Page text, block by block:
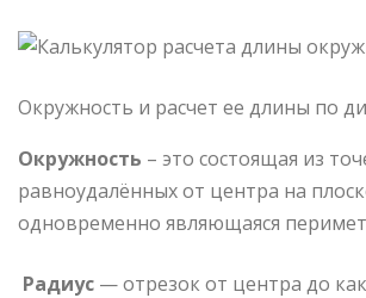
Окружность и расчет ее длины по
Окружность – это состоящая из
равноудалённых от центра на
одновременно являющаяся
Радиус — отрезок от центра до